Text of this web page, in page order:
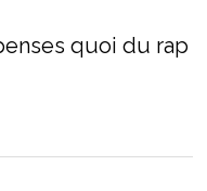
quoi du rap